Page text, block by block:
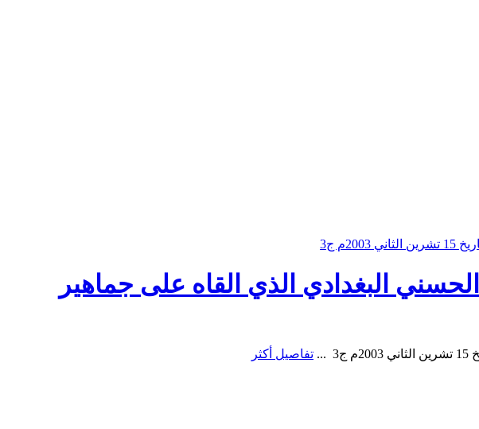
البغدادي الذي القاه على جماهير
تفاصيل أكثر